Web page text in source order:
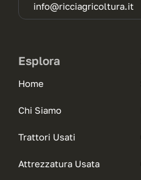
info@ricciagricoltura.it
Esplora
Home
Chi Siamo
Trattori Usati
Attrezzatura Usata